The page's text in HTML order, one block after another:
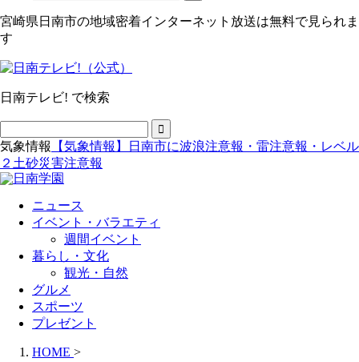
宮崎県日南市の地域密着インターネット放送は無料で見られま
す
日南テレビ! で検索
気象情報
【気象情報】日南市に波浪注意報・雷注意報・レベル
２土砂災害注意報
ニュース
イベント・バラエティ
週間イベント
暮らし・文化
観光・自然
グルメ
スポーツ
プレゼント
HOME >